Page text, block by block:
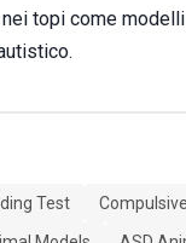
topi come
Test